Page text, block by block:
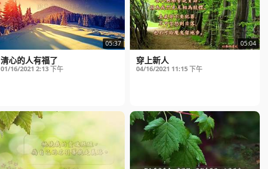
05:37
清心的人有福了
01/16/2021 2:13 下午
05:04
穿上新人
04/16/2021 11:15 下午